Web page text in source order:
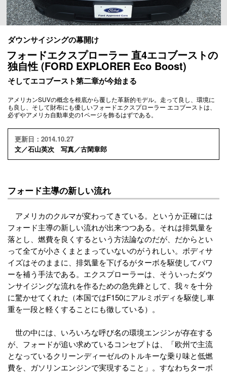
ダウンサイジングの幕開け
フォードエクスプローラー 直4エコブーストの
独自性 (FORD EXPLORER Eco Boost)
そしてエコブースト第二章が今始まる
アメリカンSUVの概念を根底から覆した革新的モデル。走って良し、環境に
も良し、そして財布にも優しいフォードエクスプローラー エコブーストは、
必ずやアメリカ自動車史の1ページを飾るはずである。
更新日：2014.10.27
文／石山英次 写真／古閑章郎
フォード主導の新しい流れ
アメリカのクルマが変わってきている。というか正確には
フォード主導の新しい流れが出来つつある。それは排気量を
落とし、燃費を良くするという方法論なのだが、だからとい
って全てが小さくまとまっていないのがうれしい。ボディサ
イズはそのままに、排気量を下げるがターボを駆使してパワ
ーを補う手法である。エクスプローラーは、そういったダウ
ンサイジングな流れを作るための急先鋒として、我々を十分
に驚かせてくれた（本国ではF150にアルミボディを駆使し車
重を一段と軽くすることにも徹している）。
世の中には、いろいろな呼び名の環境エンジンが存在する
が、フォードが追い求めているコンセプトは、「欧州で主流
となっているクリーンディーゼルのトルキーな乗り味と低燃
費を、ガソリンエンジンで実現すること」。すなわちターボ